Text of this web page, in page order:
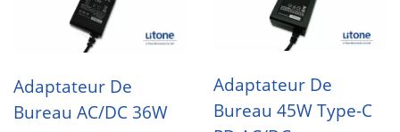
Adaptateur De
Bureau AC/DC 36W
Adaptateur De
Bureau 45W Type-C